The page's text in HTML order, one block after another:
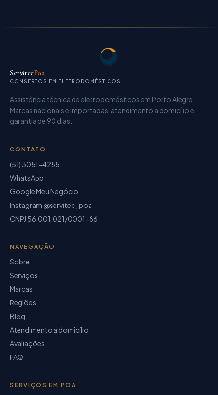
ServitecPoa
CONSERTOS EM ELETRODOMÉSTICOS
Assistência técnica de eletrodomésticosem Porto Alegre.
Marcas nacionais e importadas, atendimento a domicílio e
garantia de 90 dias
CONTATO
(51) 3051-4255
WhatsApp
Google Meu Negócio
Instagram @servitec_poa
CNPJ 56.001.021/0001-86
NAVEGAÇÃO
Sobre
Serviços
Marcas
Regiões
Blog
Atendimento a domicílio
Avaliações
FAQ
SERVIÇOS EM POA